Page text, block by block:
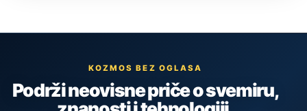
KOZMOS BEZ OGLASA
Podrži neovisne priče o svemiru,